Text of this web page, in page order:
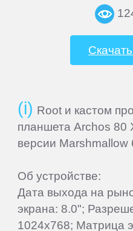
Root и кастом
планшета Archos 80
версии Marshmallow
Об устройстве:
Дата выхода на
экрана: 8.0";
1024x768; Матрица
Oysters
Panasonic
Philips
Prestigio